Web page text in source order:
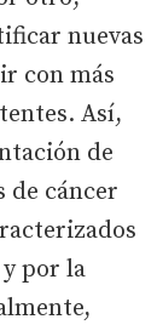
nuevas
con más
Así,
de
de cáncer
por la